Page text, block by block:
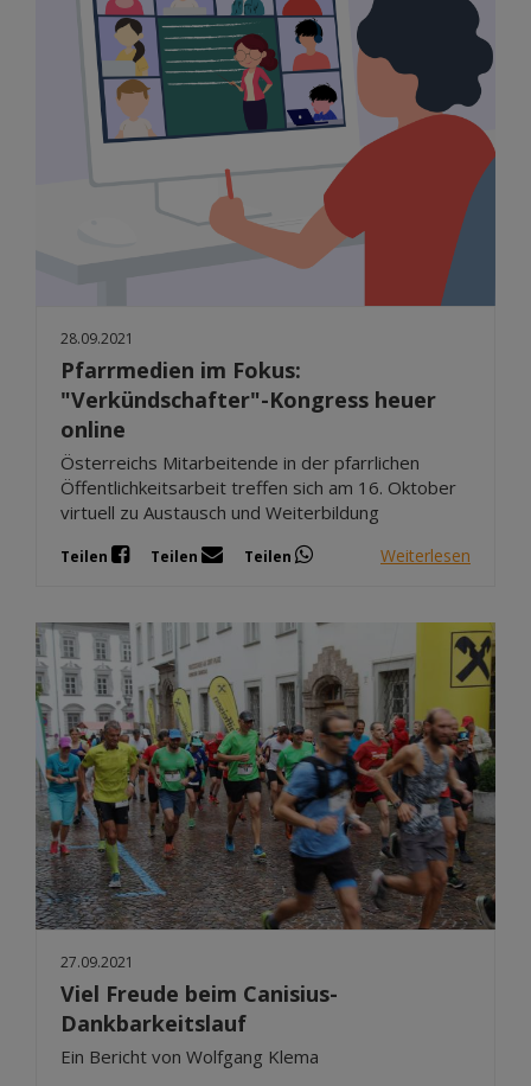
28.09.2021
Pfarrmedien im Fokus:
"Verkündschafter"-Kongress heuer
online
Österreichs Mitarbeitende in der pfarrlichen
Öffentlichkeitsarbeit treffen sich am 16. Oktober
virtuell zu Austausch und Weiterbildung
Teilen Teilen Teilen Weiterlesen
27.09.2021
Viel Freude beim Canisius-
Dankbarkeitslauf
Ein Bericht von Wolfgang Klema